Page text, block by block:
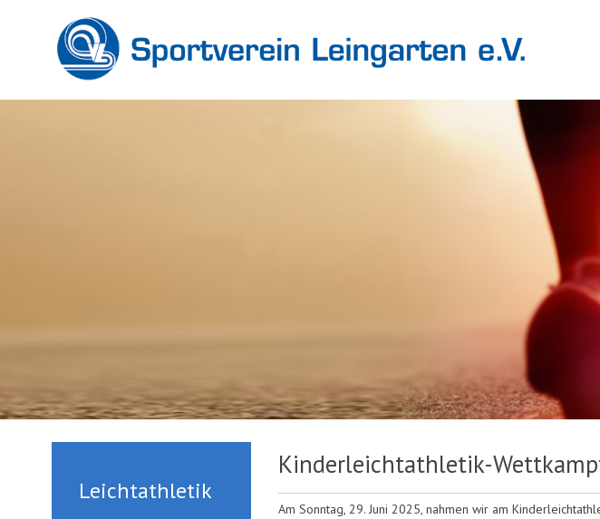
Kinderleichtathletik-
Am Sonntag, 29. Juni 2025, nahmen wir am
Leichtathletik